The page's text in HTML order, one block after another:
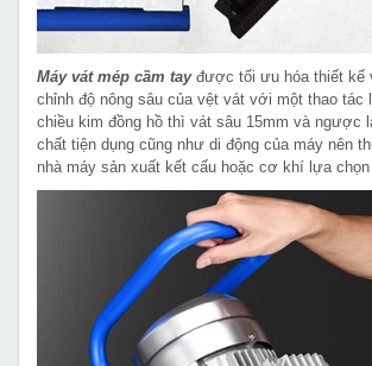
Máy vát mép cầm tayđược tối ưu hóa thiết kế
chỉnh độ nông sâu của vệt vát với một thao tác
chiều kim đồng hồ thì vát sâu 15mm và ngược
chất tiện dụng cũng như di động của máy nên
nhà máy sản xuất kết cấu hoặc cơ khí lựa chọn